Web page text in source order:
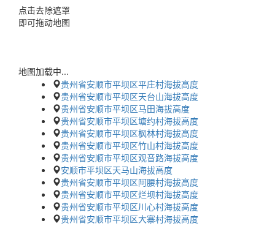
点击去除遮罩
即可拖动地图
地图加载中...
贵州省安顺市平坝区平庄村海拔高度
贵州省安顺市平坝区天台山海拔高度
贵州省安顺市平坝区马田海拔高度
贵州省安顺市平坝区塘约村海拔高度
贵州省安顺市平坝区枫林村海拔高度
贵州省安顺市平坝区竹山村海拔高度
贵州省安顺市平坝区观音路海拔高度
安顺市平坝区天马山海拔高度
贵州省安顺市平坝区阿腰村海拔高度
贵州省安顺市平坝区烂坝村海拔高度
贵州省安顺市平坝区川心村海拔高度
贵州省安顺市平坝区大寨村海拔高度